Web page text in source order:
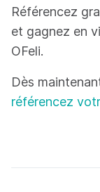
Référencez
et gagnez en
OFeli.
Dès
référencez